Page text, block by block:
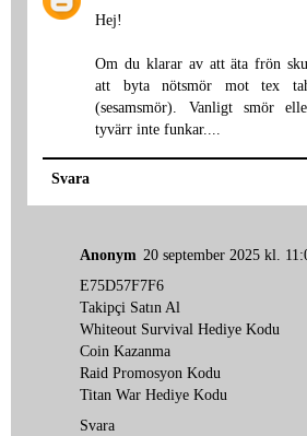
Hej!
Om du klarar av att äta frön
att byta nötsmör mot tex
(sesamsmör). Vanligt smör
tyvärr inte funkar....
Svara
Anonym 20 september 2025 kl.
E75D57F7F6
Takipçi Satın Al
Whiteout Survival Hediye Kodu
Coin Kazanma
Raid Promosyon Kodu
Titan War Hediye Kodu
Svara